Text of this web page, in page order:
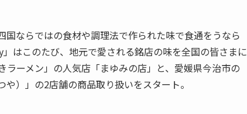
ならではの食材や調理法で作られた味で食通をうなら
はこのたび、地元で愛される銘店の味を全国の皆さまに
ーメン」の人気店「まゆみの店」と、愛媛県今治市の
）」の2店舗の商品取り扱いをスタート。